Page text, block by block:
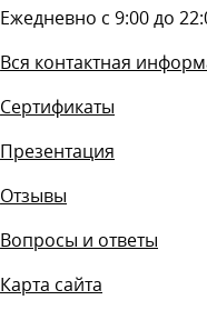
Ежедневно с 9:00 до
Вся контактная
Сертификаты
Презентация
Отзывы
Вопросы и ответы
Карта сайта